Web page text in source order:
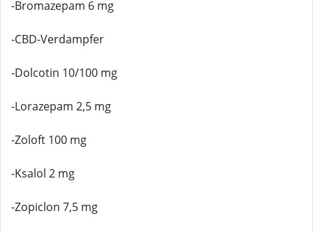
-Bromazepam 6 mg
-CBD-Verdampfer
-Dolcotin 10/100 mg
-Lorazepam 2,5 mg
-Zoloft 100 mg
-Ksalol 2 mg
-Zopiclon 7,5 mg